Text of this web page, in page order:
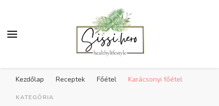
inspiráció
életmódra
Kezdőlap Receptek Főétel Karácsonyi főétel
KATEGÓRIA